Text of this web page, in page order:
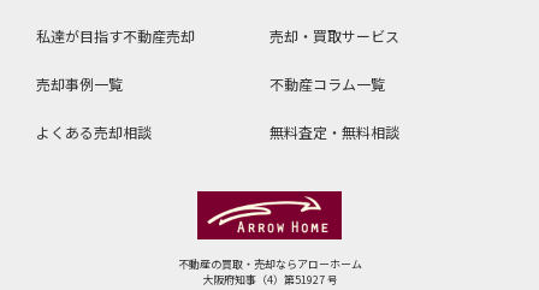
私達が目指す不動産売却 売却・買取サービス
売却事例一覧 不動産コラム⼀覧
よくある売却相談 無料査定・無料相談
不動産の買取・売却ならアローホーム
大阪府知事（4）第51927 号